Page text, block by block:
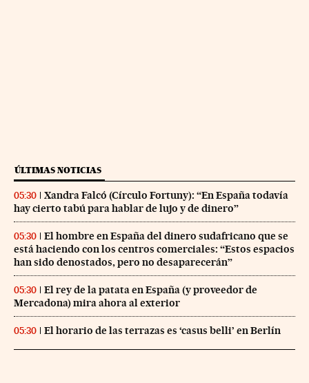
ÚLTIMAS NOTICIAS
05:30
Xandra Falcó (Círculo Fortuny): “En España todavía
hay cierto tabú para hablar de lujo y de dinero”
05:30
El hombre en España del dinero sudafricano que se
está haciendo con los centros comerciales: “Estos espacios
han sido denostados, pero no desaparecerán”
05:30
El rey de la patata en España (y proveedor de
Mercadona) mira ahora al exterior
05:30 El horario de las terrazas es ‘casus belli’ en Berlín